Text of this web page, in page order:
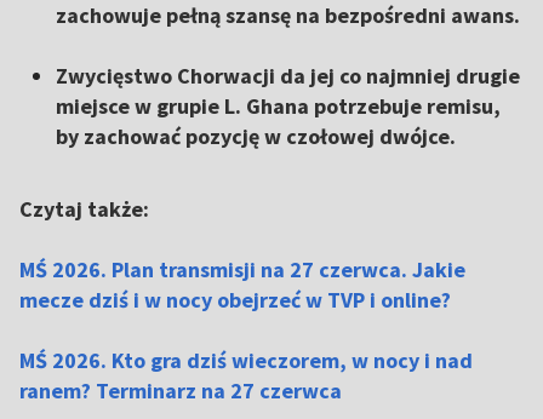
zachowuje pełną szansę na bezpośredni awans.
Zwycięstwo Chorwacji da jej co najmniej drugie
miejsce w grupie L. Ghana potrzebuje remisu,
by zachować pozycję w czołowej dwójce.
Czytaj także:
MŚ 2026. Plan transmisji na 27 czerwca. Jakie
mecze dziś i w nocy obejrzeć w TVP i online?
MŚ 2026. Kto gra dziś wieczorem, w nocy i nad
ranem? Terminarz na 27 czerwca